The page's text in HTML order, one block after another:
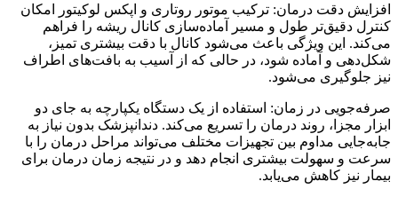
افزایش دقت درمان: ترکیب موتور روتاری و اپکس لوکیتور امکان
کنترل دقیق‌تر طول و مسیر آماده‌سازی کانال ریشه را فراهم
می‌کند. این ویژگی باعث می‌شود کانال با دقت بیشتری تمیز،
شکل‌دهی و آماده شود، در حالی که از آسیب به بافت‌های اطراف
نیز جلوگیری می‌شود.
صرفه‌جویی در زمان: استفاده از یک دستگاه یکپارچه به جای دو
ابزار مجزا، روند درمان را تسریع می‌کند. دندانپزشک بدون نیاز به
جابه‌جایی مداوم بین تجهیزات مختلف می‌تواند مراحل درمان را با
سرعت و سهولت بیشتری انجام دهد و در نتیجه زمان درمان برای
بیمار نیز کاهش می‌یابد.